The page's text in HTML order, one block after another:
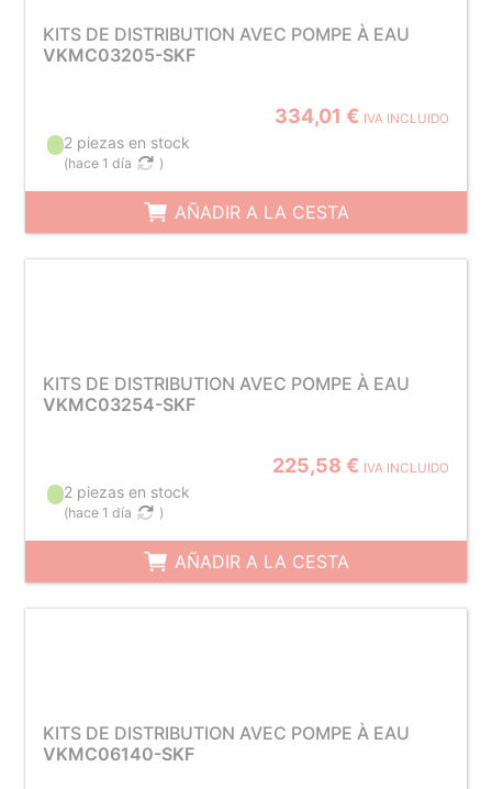
KITS DE DISTRIBUTION AVEC POMPE À EAU
VKMC03205-SKF
334,01 € IVA INCLUIDO
2 piezas en stock
(hace 1 día )
AÑADIR A LA CESTA
KITS DE DISTRIBUTION AVEC POMPE À EAU
VKMC03254-SKF
225,58 € IVA INCLUIDO
2 piezas en stock
(hace 1 día )
AÑADIR A LA CESTA
KITS DE DISTRIBUTION AVEC POMPE À EAU
VKMC06140-SKF